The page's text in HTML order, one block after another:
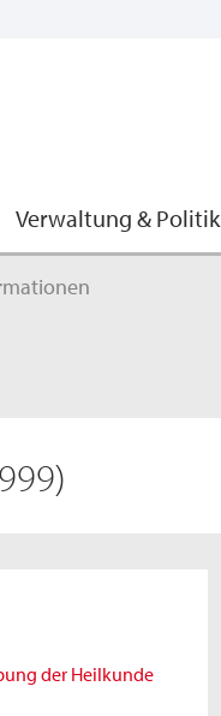
Verwaltung & Politik
der Heilkunde